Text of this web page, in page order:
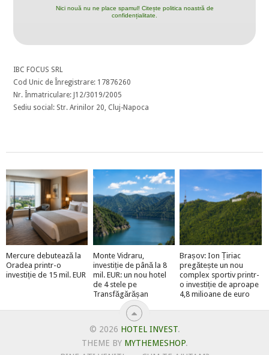
Nici nouă nu ne place spamul! Citește politica noastră de
confidențialitate.
IBC FOCUS SRL
Cod Unic de Înregistrare: 17876260
Nr. Înmatriculare: J12/3019/2005
Sediu social: Str. Arinilor 20, Cluj-Napoca
Mercure debutează la
Oradea printr-o
investiție de 15 mil. EUR
Monte Vidraru,
investiție de până la 8
mil. EUR: un nou hotel
de 4 stele pe
Transfăgărășan
Brașov: Ion Țiriac
pregătește un nou
complex sportiv printr-
o investiție de aproape
4,8 milioane de euro
© 2026 HOTEL INVEST.
THEME BY MYTHEMESHOP.